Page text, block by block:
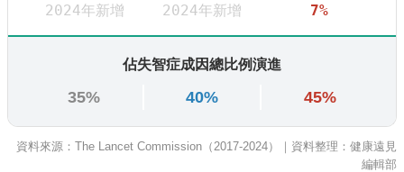
2024年新增 2024年新增 7%
佔失智症成因總比例演進
35% 40% 45%
資料來源：The Lancet Commission（2017-2024）｜資料整理：健康遠見
編輯部